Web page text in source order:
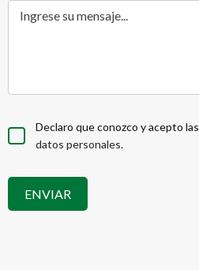
Ingrese su mensaje...
Declaro que conozco y acepto las
datos personales.
ENVIAR